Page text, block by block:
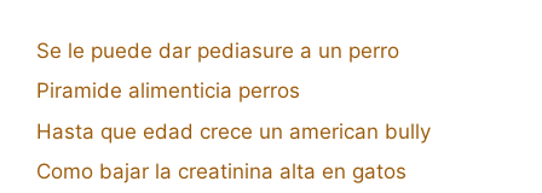
Se le puede dar pediasure a un perro
Piramide alimenticia perros
Hasta que edad crece un american bully
Como bajar la creatinina alta en gatos